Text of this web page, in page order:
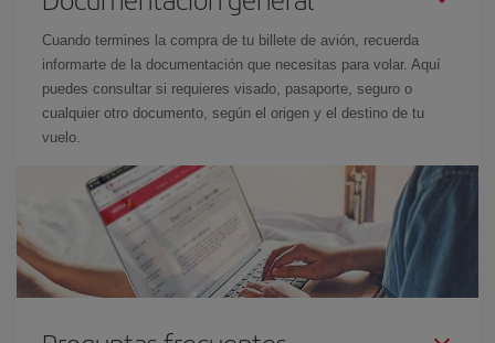
Cuando termines la compra de tu billete de avión, recuerda
informarte de la documentación que necesitas para volar. Aquí
puedes consultar si requieres visado, pasaporte, seguro o
cualquier otro documento, según el origen y el destino de tu
vuelo.